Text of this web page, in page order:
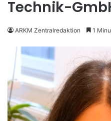
Technik-
ARKM Zentralredaktion 1